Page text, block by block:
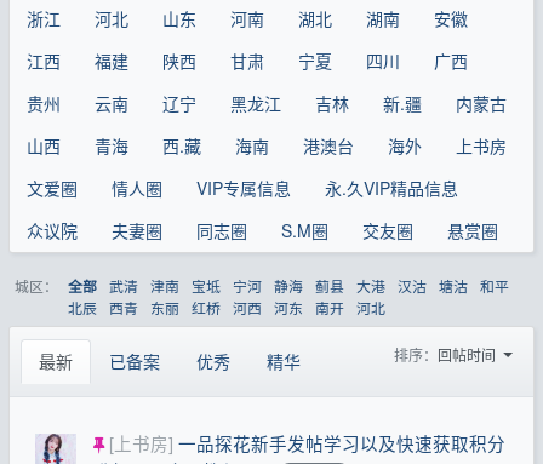
浙江
河北 山东 河南 湖北 湖南
安徽
江西
福建 陕西 甘肃 宁夏 四川
广西
贵州
云南 辽宁 黑龙江 吉林 新.疆
内蒙古
山西
青海 西.藏 海南 港澳台 海外
上书房
文爱圈
情人圈 VIP专属信息
永.久VIP精品信息
众议院
夫妻圈 同志圈 S.M圈 交友圈 悬赏圈
城区： 全部 武清 津南 宝坻 宁河 静海 蓟县 大港 汉沽 塘沽 和平
北辰 西青 东丽 红桥 河西 河东 南开 河北
最新 已备案 优秀 精华 排序： 回帖时间
[上书房] 一品探花新手发帖学习以及快速获取积分